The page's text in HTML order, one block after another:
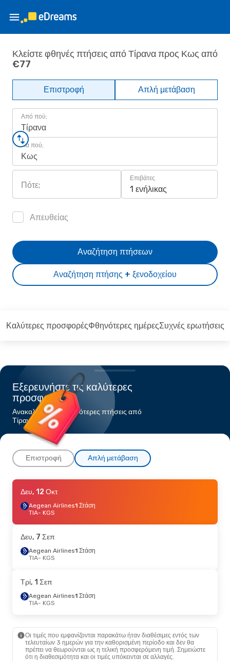
Κλείστε φθηνές πτήσεις από Τίρανα προς Κως από
€77
Επιστροφή Απλή μετάβαση
Από πού;
Τίρανα
Για πού;
Κως
Πότε;
Επιβάτες
1 ενήλικας
Απευθείας
Αναζήτηση πτήσης + ξενοδοχείου
Αναζήτηση πτήσεων
Καλύτερες προσφορέςΦθηνότερες ημέρεςΣυχνές ερωτήσεις
Εξερευνήστε τις καλύτερες
προσφορές
Ανακαλύψτε τις φθηνότερες πτήσεις από
Τίραναπρος Κως
Επιστροφή Απλή μετάβαση
Δευ, 7 Σεπ- Παρ, 11 Σεπ
Aegean Airlines1 Στάση
TIA- KGS
KGS- TIA
Τρί, 25 Αυγ- Πέμ, 3 Σεπ
Aegean Airlines
KGS- TIA
Δευ, 12 Οκτ
Aegean Airlines1 Στάση
TIA- KGS
Δευ, 7 Σεπ
Aegean Airlines1 Στάση
TIA- KGS
Τρί, 1 Σεπ
Aegean Airlines1 Στάση
TIA- KGS
Οι τιμές που εμφανίζονται παρακάτω ήταν διαθέσιμες εντός των
τελευταίων 3 ημερών για την καθορισμένη περίοδο και δεν θα
πρέπει να θεωρούνται ως η τελική προσφερόμενη τιμή. Σημειώστε
ότι η διαθεσιμότητα και οι τιμές υπόκεινται σε αλλαγές.